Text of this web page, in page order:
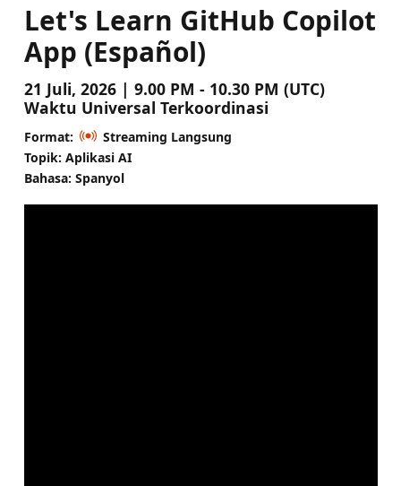
Let's Learn GitHub Copilot
App (Español)
21 Juli, 2026 | 9.00 PM - 10.30 PM (UTC)
Waktu Universal Terkoordinasi
Format:
Streaming Langsung
Topik: Aplikasi AI
Bahasa: Spanyol